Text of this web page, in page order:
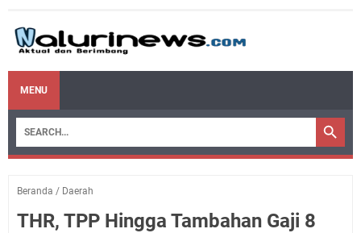
MENU
Beranda / Daerah
THR, TPP Hingga Tambahan Gaji 8